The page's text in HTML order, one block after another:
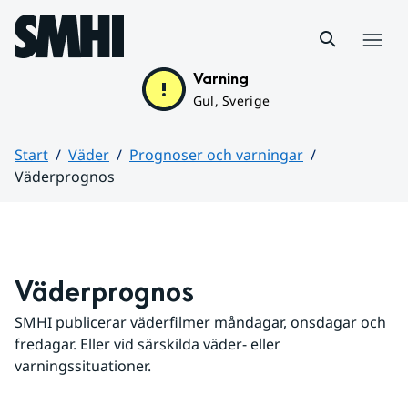
Hoppa till sidans innehåll
Varning
Gul, Sverige
Start Väder
Prognoser och varningar
Väderprognos
Väderprognos
SMHI publicerar väderfilmer måndagar, onsdagar och
fredagar. Eller vid särskilda väder- eller
varningssituationer.